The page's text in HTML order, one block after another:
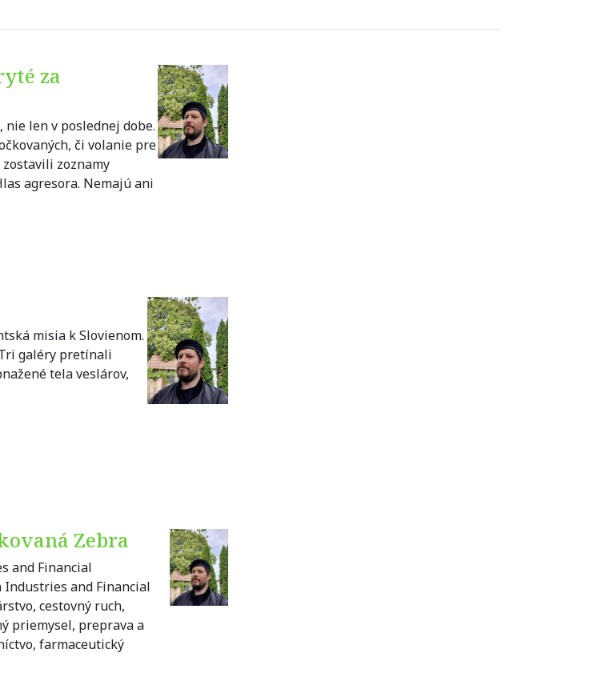
za
nie len v poslednej dobe.
či volanie pre
zoznamy
agresora. Nemajú ani
misia k Slovienom.
galéry pretínali
tela veslárov,
Zebra
and Financial
Industries and Financial
cestovný ruch,
priemysel, preprava a
farmaceutický